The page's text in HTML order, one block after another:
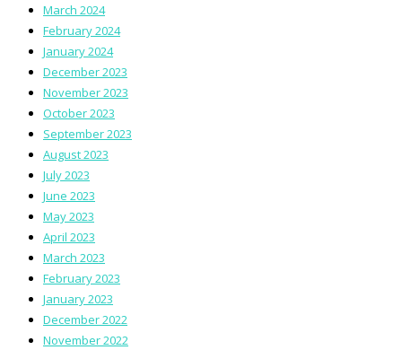
March 2024
February 2024
January 2024
December 2023
November 2023
October 2023
September 2023
August 2023
July 2023
June 2023
May 2023
April 2023
March 2023
February 2023
January 2023
December 2022
November 2022